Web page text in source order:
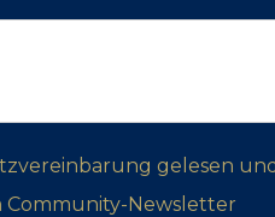
gelesen
Community-Newsletter